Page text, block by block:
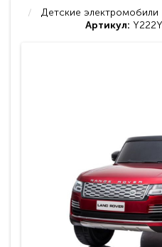
Детские электромобили
Артикул: